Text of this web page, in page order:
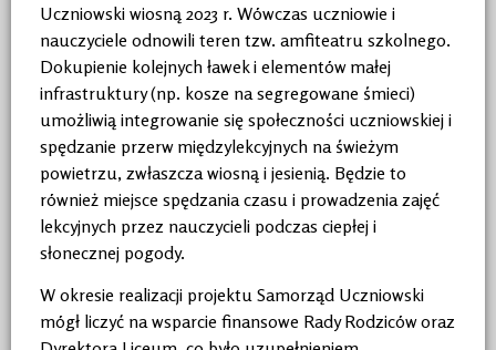
Uczniowski wiosną 2023 r. Wówczas uczniowie i
nauczyciele odnowili teren tzw. amfiteatru szkolnego.
Dokupienie kolejnych ławek i elementów małej
infrastruktury (np. kosze na segregowane śmieci)
umożliwią integrowanie się społeczności uczniowskiej i
spędzanie przerw międzylekcyjnych na świeżym
powietrzu, zwłaszcza wiosną i jesienią. Będzie to
również miejsce spędzania czasu i prowadzenia zajęć
lekcyjnych przez nauczycieli podczas ciepłej i
słonecznej pogody.
W okresie realizacji projektu Samorząd Uczniowski
mógł liczyć na wsparcie finansowe Rady Rodziców oraz